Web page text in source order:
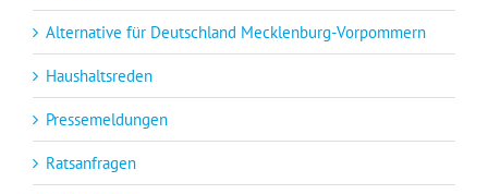
Alternative für Deutschland Mecklenburg-Vorpommern
Haushaltsreden
Pressemeldungen
Ratsanfragen